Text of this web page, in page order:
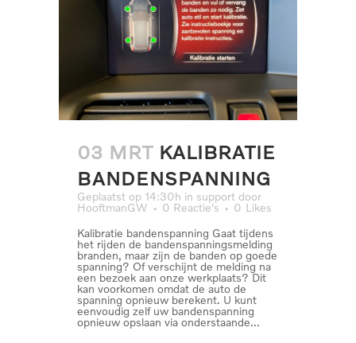
03 MRT KALIBRATIE
BANDENSPANNING
Geplaatst op 14:30h in support door
HooftmanGW
0 Reactie's 0 Likes
Kalibratie bandenspanning Gaat tijdens
het rijden de bandenspanningsmelding
branden, maar zijn de banden op goede
spanning? Of verschijnt de melding na
een bezoek aan onze werkplaats? Dit
kan voorkomen omdat de auto de
spanning opnieuw berekent. U kunt
eenvoudig zelf uw bandenspanning
opnieuw opslaan via onderstaande...